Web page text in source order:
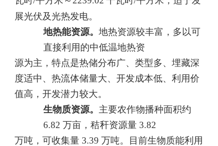
展光伏及光热发电。
地热能资源。 地热资源较丰富，多以可
直接利用的中低温地热资
源为主，特点是热储分布广、类型多、埋藏深
度适中、热流体储量大、 开发成本低、利用价
值高，开发潜力较大。
生物质资源。 主要农作物播种面积约
6.82 万亩，秸秆资源量 3.82
万吨，可收集量 3.39 万吨。目前生物质能利用